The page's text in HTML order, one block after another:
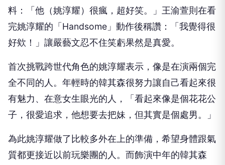
料：「他（姚淳耀）很瘋，超好笑。」王渝萱則在看
完姚淳耀的「Handsome」動作後稱讚：「我覺得很
好欸！」讓嚴藝文忍不住笑虧果然是真愛。
首次挑戰跨世代角色的姚淳耀表示，像是在演兩個完
全不同的人。年輕時的韓其森很努力讓自己看起來很
有魅力、在意女生眼光的人，「看起來像是個花花公
子，很愛追求，他想要去把妹，但其實是個處男。」
為此姚淳耀做了比較多外在上的準備，希望身體跟氣
質都更接近以前玩樂團的人。而飾演中年的韓其森